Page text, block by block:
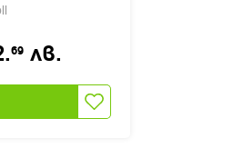
69 лв.